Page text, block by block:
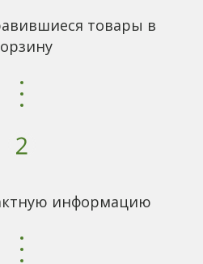
товары в
информацию